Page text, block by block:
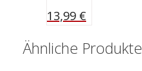
13,99 €
Ähnliche Produkte